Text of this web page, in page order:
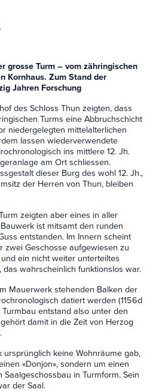
grosse Turm – vom zähringischen
Kornhaus. Zum Stand der
Jahren Forschung
des Schloss Thun zeigten, dass
Turms eine Abbruchschicht
niedergelegten mittelalterlichen
lassen wiederverwendete
ins mittlere 12. Jh.
am Ort schliessen.
dieser Burg des wohl 12. Jh.,
der Herren von Thun, bleiben
zeigten aber eines in aller
ist mitsamt den runden
entstanden. Im Innern scheint
zwei Geschosse aufgewiesen zu
ein nicht weiter unterteiltes
das wahrscheinlich funktionslos war.
Mauerwerk stehenden Balken der
datiert werden (1156d
Turmbau entstand also unter den
damit in die Zeit von Herzog
ursprünglich keine Wohnräume gab,
«Donjon», sondern um einen
in Turmform. Sein
der Saal.